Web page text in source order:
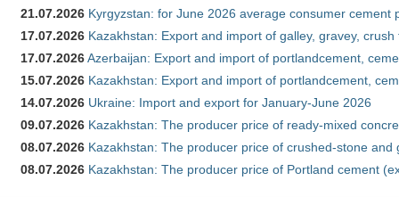
21.07.2026 Kyrgyzstan: for June 2026 average consumer cement
17.07.2026 Kazakhstan: Export and import of galley, gravey,
17.07.2026Azerbaijan: Export and import of portlandcement,
15.07.2026 Kazakhstan: Export and import of portlandcement,
14.07.2026 Ukraine: Import and export for January-June 2026
09.07.2026 Kazakhstan: The producer price of ready-mixed
08.07.2026 Kazakhstan: The producer price of crushed-stone and
08.07.2026 Kazakhstan: The producer price of Portland cement